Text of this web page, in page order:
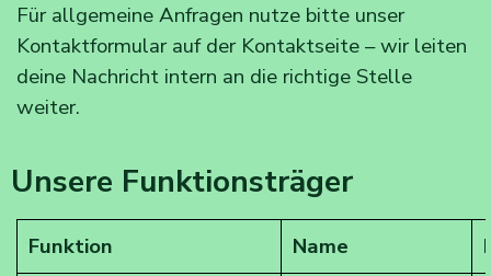
Für allgemeine Anfragen nutze bitte unser
Kontaktformular auf der Kontaktseite – wir leiten
deine Nachricht intern an die richtige Stelle
weiter.
Unsere Funktionsträger
Funktion Name